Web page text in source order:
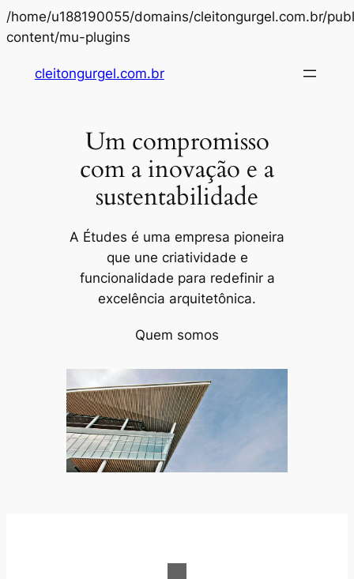
/home/u188190055/domains/cleitongurgel.com.br/
content/mu-plugins
o
cleitongurgel.com.br
Um compromisso
com a inovação e a
sustentabilidade
A Études é uma empresa pioneira
que une criatividade e
funcionalidade para redefinir a
excelência arquitetônica.
Quem somos